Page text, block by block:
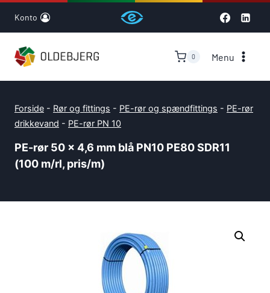
Konto
0 Menu
Forside - Rør og fittings - PE-rør og spændfittings - PE-rør
drikkevand - PE-rør PN 10
PE-rør 50 x 4,6 mm blå PN10 PE80 SDR11
(100 m/rl, pris/m)